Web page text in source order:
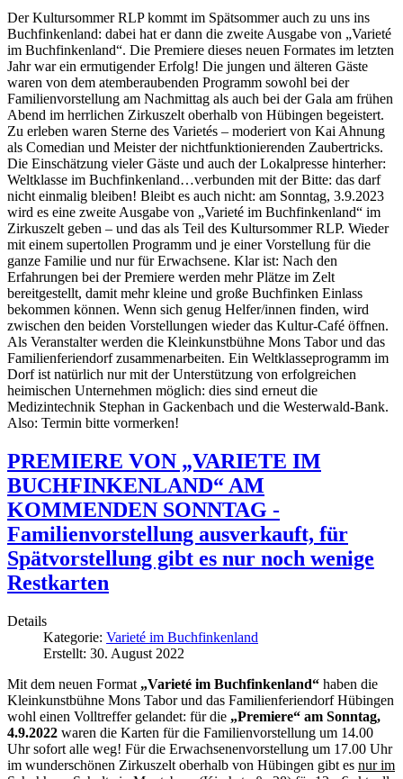
Der Kultursommer RLP kommt im Spätsommer auch zu uns ins
Buchfinkenland: dabei hat er dann die zweite Ausgabe von „Varieté
im Buchfinkenland“. Die Premiere dieses neuen Formates im letzten
Jahr war ein ermutigender Erfolg! Die jungen und älteren Gäste
waren von dem atemberaubenden Programm sowohl bei der
Familienvorstellung am Nachmittag als auch bei der Gala am frühen
Abend im herrlichen Zirkuszelt oberhalb von Hübingen begeistert.
Zu erleben waren Sterne des Varietés – moderiert von Kai Ahnung
als Comedian und Meister der nichtfunktionierenden Zaubertricks.
Die Einschätzung vieler Gäste und auch der Lokalpresse hinterher:
Weltklasse im Buchfinkenland…verbunden mit der Bitte: das darf
nicht einmalig bleiben! Bleibt es auch nicht: am Sonntag, 3.9.2023
wird es eine zweite Ausgabe von „Varieté im Buchfinkenland“ im
Zirkuszelt geben – und das als Teil des Kultursommer RLP. Wieder
mit einem supertollen Programm und je einer Vorstellung für die
ganze Familie und nur für Erwachsene. Klar ist: Nach den
Erfahrungen bei der Premiere werden mehr Plätze im Zelt
bereitgestellt, damit mehr kleine und große Buchfinken Einlass
bekommen können. Wenn sich genug Helfer/innen finden, wird
zwischen den beiden Vorstellungen wieder das Kultur-Café öffnen.
Als Veranstalter werden die Kleinkunstbühne Mons Tabor und das
Familienferiendorf zusammenarbeiten. Ein Weltklasseprogramm im
Dorf ist natürlich nur mit der Unterstützung von erfolgreichen
heimischen Unternehmen möglich: dies sind erneut die
Medizintechnik Stephan in Gackenbach und die Westerwald-Bank.
Also: Termin bitte vormerken!
PREMIERE VON „VARIETE IM
BUCHFINKENLAND“ AM
KOMMENDEN SONNTAG -
Familienvorstellung ausverkauft, für
Spätvorstellung gibt es nur noch wenige
Restkarten
Details
Kategorie: Varieté im Buchfinkenland
Erstellt: 30. August 2022
Mit dem neuen Format „Varieté im Buchfinkenland“ haben die
Kleinkunstbühne Mons Tabor und das Familienferiendorf Hübingen
wohl einen Volltreffer gelandet: für die „Premiere“ am Sonntag,
4.9.2022 waren die Karten für die Familienvorstellung um 14.00
Uhr sofort alle weg! Für die Erwachsenenvorstellung um 17.00 Uhr
im wunderschönen Zirkuszelt oberhalb von Hübingen gibt es nur im